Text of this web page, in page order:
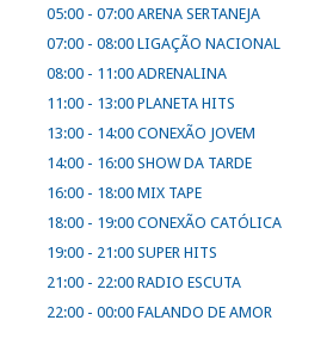
05:00 - 07:00 ARENA SERTANEJA
07:00 - 08:00 LIGAÇÃO NACIONAL
08:00 - 11:00 ADRENALINA
11:00 - 13:00 PLANETA HITS
13:00 - 14:00 CONEXÃO JOVEM
14:00 - 16:00 SHOW DA TARDE
16:00 - 18:00 MIX TAPE
18:00 - 19:00 CONEXÃO CATÓLICA
19:00 - 21:00 SUPER HITS
21:00 - 22:00 RADIO ESCUTA
22:00 - 00:00 FALANDO DE AMOR